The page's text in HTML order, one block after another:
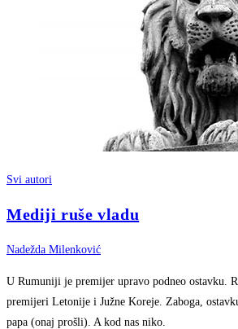
Svi autori
Mediji ruše vladu
Nadežda Milenković
U Rumuniji je premijer upravo podneo ostavku.
premijeri Letonije i Južne Koreje. Zaboga,
papa (onaj prošli). A kod nas niko.